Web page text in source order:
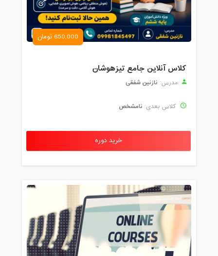
650,000 تومان
کلاس آنلاین جامع تیزهوشان
مدرس: نازنین شفقی
کلاس بعدی: نامشخص
خرید دوره